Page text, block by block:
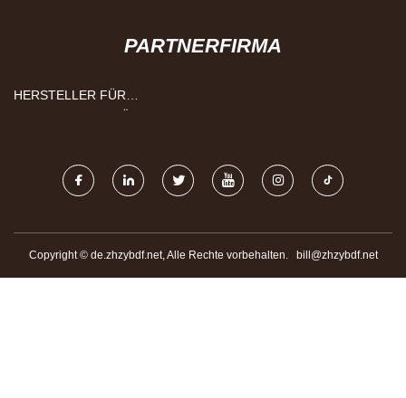
PARTNERFIRMA
HERSTELLER FÜR
Copyright © de.zhzybdf.net, Alle Rechte vorbehalten. bill@zhzybdf.net